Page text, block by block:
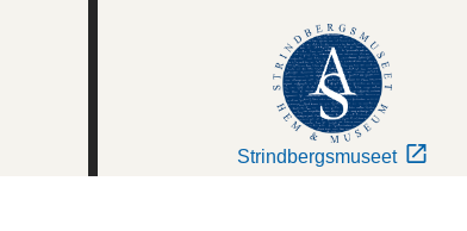
Strindbergsmuseet